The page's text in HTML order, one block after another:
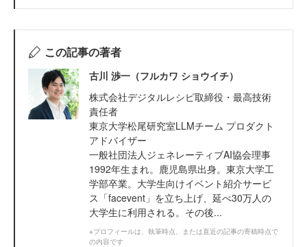
この記事の著者
古川 渉一（フルカワ ショウイチ）
株式会社デジタルレシピ取締役・最高技術
責任者
東京大学松尾研究室LLMチーム プロダクト
アドバイザー
一般社団法人ジェネレーティブAI協会理事
1992年生まれ。鹿児島県出身。東京大学工
学部卒業。大学生向けイベント紹介サービ
ス「facevent」を立ち上げ、延べ30万人の
大学生に利用される。その後...
※プロフィールは、執筆時点、または直近の記事の寄稿時点で
の内容です